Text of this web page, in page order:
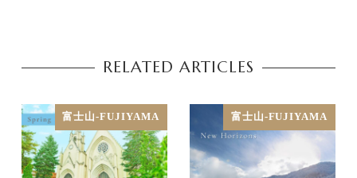
RELATED ARTICLES
富士山-FUJIYAMA 富士山-FUJIYAMA